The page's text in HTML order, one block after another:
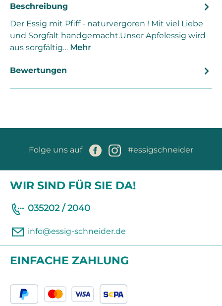
Beschreibung
Der Essig mit Pfiff - naturvergoren ! Mit viel Liebe
und Sorgfalt handgemacht.Unser Apfelessig wird
aus sorgfältig… Mehr
Bewertungen
Folge uns auf #essigschneider
WIR SIND FÜR SIE DA!
035202 / 2040
info@essig-schneider.de
EINFACHE ZAHLUNG